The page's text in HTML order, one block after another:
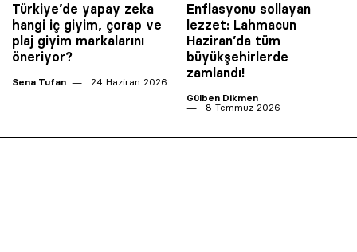
Türkiye’de yapay zeka
hangi iç giyim, çorap ve
plaj giyim markalarını
öneriyor?
Sena Tufan 24 Haziran 2026
Enflasyonu sollayan
lezzet: Lahmacun
Haziran’da tüm
büyükşehirlerde
zamlandı!
Gülben Dikmen
8 Temmuz 2026